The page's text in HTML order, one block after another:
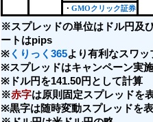
・ GMOクリック証券
※スプレッドの単位はドル円及
ートはpips
※ くりっく365より有利なスワ
※スプレッドはキャンペーン実
※ドル円を141.50円として計算
※赤字は原則固定スプレッドを
※黒字は随時変動スプレッドを